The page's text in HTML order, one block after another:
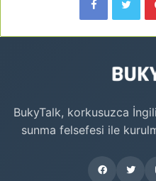
BukyTalk, korkusuzca
sunma felsefesi ile